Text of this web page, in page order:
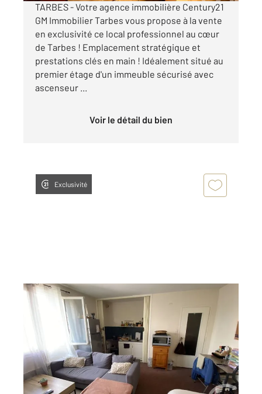
TARBES - Votre agence immobilière Century21
GM Immobilier Tarbes vous propose à la vente
en exclusivité ce local professionnel au cœur
de Tarbes ! Emplacement stratégique et
prestations clés en main ! Idéalement situé au
premier étage d'un immeuble sécurisé avec
ascenseur ...
Voir le détail du bien
Exclusivité
TARBES 65
25,52 m2 , 1 pièce
Ref : 3878
Appartement F1 à vendre
60 500 €
Visiter le site dédié